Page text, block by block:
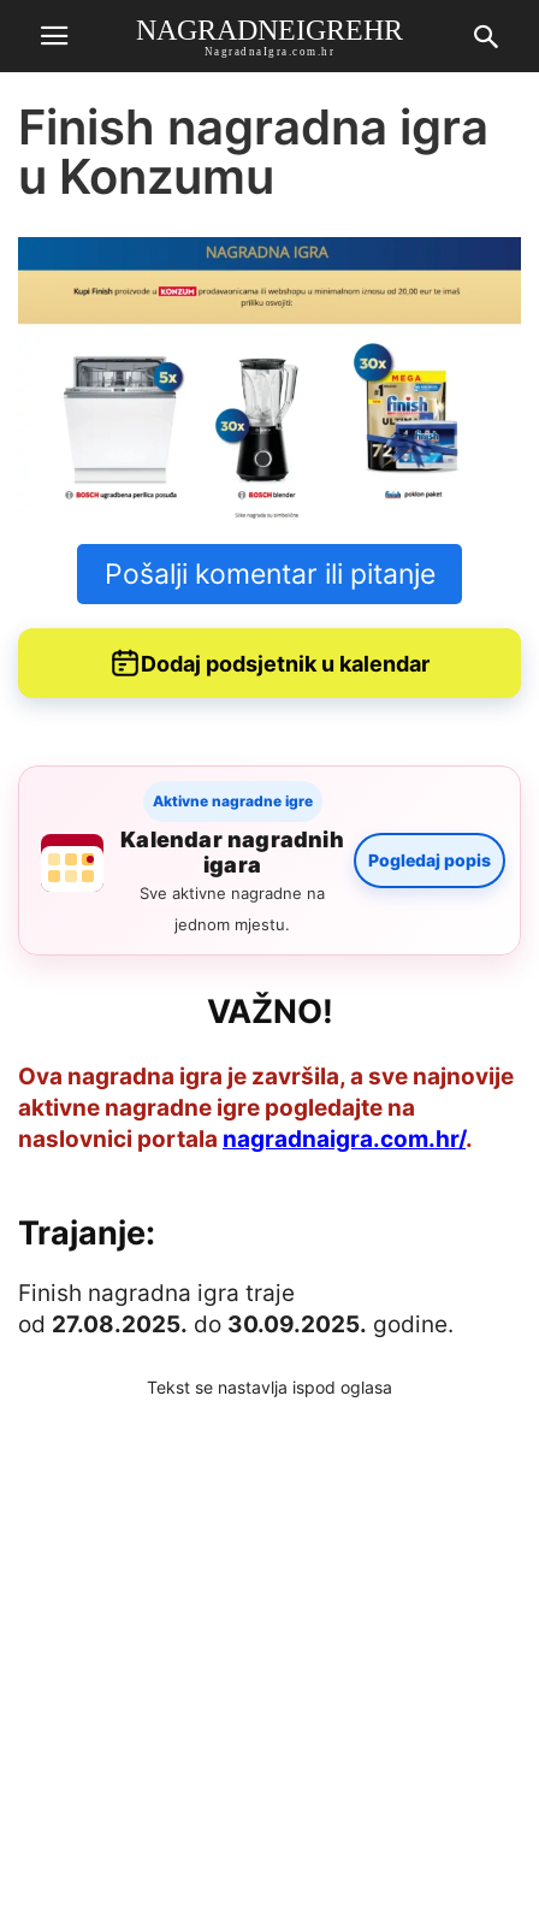
NAGRADNEIGREHR
NagradnaIgra.com.hr
Finish nagradna igra
u Konzumu
Pošalji komentar ili pitanje
Dodaj podsjetnik u kalendar
Aktivne nagradne igre
Kalendar nagradnih
igara
Sve aktivne nagradne na
jednom mjestu.
Pogledaj popis
VAŽNO!
Ova nagradna igra je završila, a sve najnovije
aktivne nagradne igre pogledajte na
naslovnici portala nagradnaigra.com.hr/.
Trajanje:
Finish nagradna igra traje
od 27.08.2025. do 30.09.2025. godine.
Tekst se nastavlja ispod oglasa